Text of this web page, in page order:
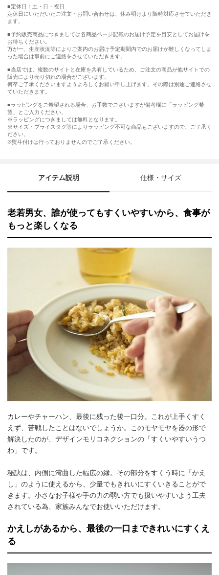
■定休日：土・日・祝日
定休日にいただいたご注文・お問い合わせは、休み明けより随時対応させていただき
ます。
■予約販売商品につきましては各商品ページ記載のお届け予定を目安としてお届けを
お待ちください。
万が一、生産状況等によりご案内のお届け予定期間内でのお届けが難しくなってしま
った場合は事前にご連絡をさせていただきます。
■当店では、複数のサイトと在庫を共有しているため、ご注文の商品が他サイトでの
販売により売り切れの場合がございます。
何卒ご了承くださいますようよろしくお願い申し上げます。その際は別途ご連絡させ
ていただきます。
■ラッピングをご希望される場合、お手数でございますが備考欄に「ラッピング希
望」とご入力ください。
※ラッピングにつきましては無料となります。
※サイズ・プライスタグ等によりラッピング不可な商品もございますので、ご了承く
ださい。
※熨斗付けは行っておりませんのでご了承ください。
アイテム説明 仕様・サイズ
老若男女、誰が使ってもすくいやすいから、食事が
もっと楽しくなる
カレーやチャーハン、最後に残った後一口分。これが上手くすく
えず、苦戦したことはないでしょうか。このモヤモヤを器の形で
解決したのが、デザインモリコネクションの「すくいやすいうつ
わ」です。
秘訣は、内側に湾曲した幅広の縁。その部分をすくう時に「かえ
し」のように使えるから、少量でもきれいにすくいきることがで
きます。小さなお子様や手の力の弱い方でも扱いやすいよう工夫
されている為、家族みんなでお使いいただけます。
かえしがあるから、最後の一口まできれいにすくえ
る